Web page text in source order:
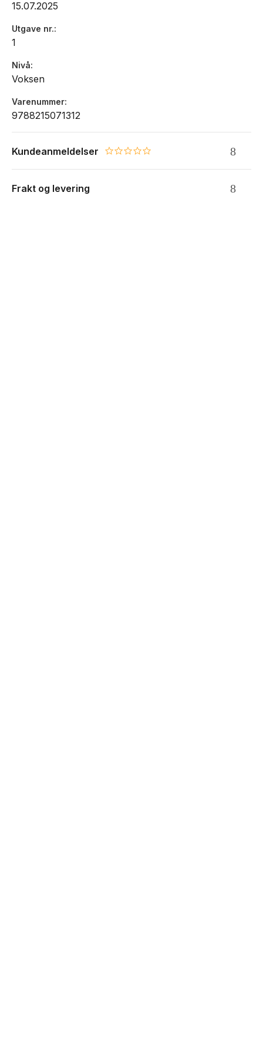
15.07.2025
Utgave nr.
1
Nivå
Voksen
Varenummer
9788215071312
Kundeanmeldelser 0.0 star rating
Frakt og levering